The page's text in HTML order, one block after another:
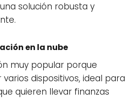
solución robusta y
en la nube
muy popular porque
dispositivos, ideal para
quieren llevar finanzas